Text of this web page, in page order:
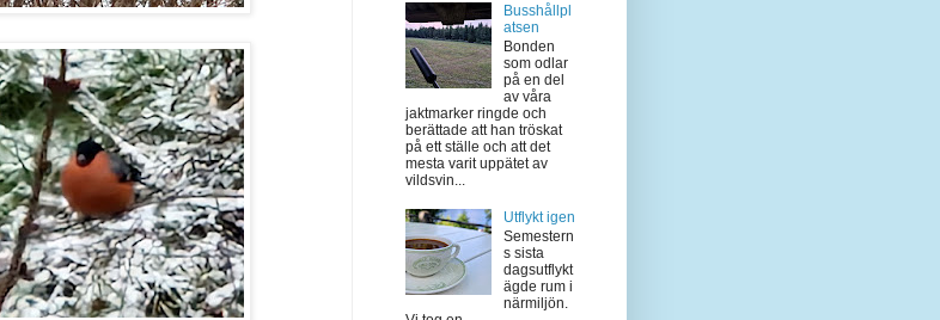
Busshållpl
atsen
Bonden
som odlar
på en del
av våra
jaktmarker ringde och
berättade att han tröskat
på ett ställe och att det
mesta varit uppätet av
vildsvin...
Utflykt igen
Semestern
s sista
dagsutflykt
ägde rum i
närmiljön.